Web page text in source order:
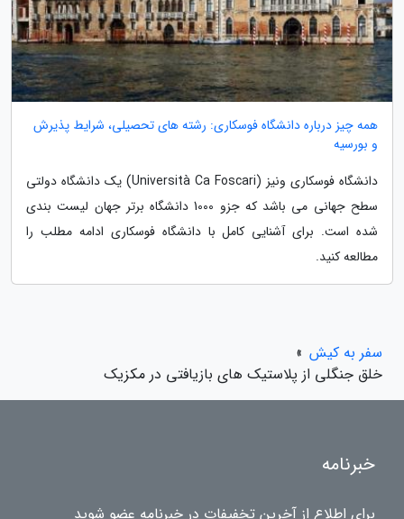
همه چیز درباره دانشگاه فوسکاری: رشته های تحصیلی، شرایط پذیرش
و بورسیه
دانشگاه فوسکاری ونیز (Università Ca Foscari) یک دانشگاه دولتی
سطح جهانی می باشد که جزو 1000 دانشگاه برتر جهان لیست بندی
شده است. برای آشنایی کامل با دانشگاه فوسکاری ادامه مطلب را
مطالعه کنید.
سفر به کیش »
خلق جنگلی از پلاستیک های بازیافتی در مکزیک
خبرنامه
برای اطلاع از آخرین تخفیفات در خبرنامه عضو شوید